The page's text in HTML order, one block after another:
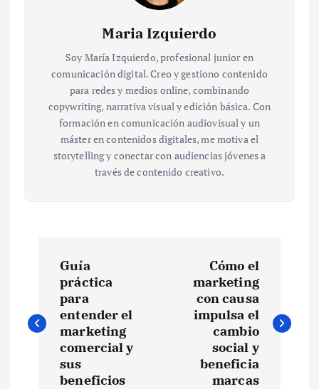
Maria Izquierdo
Soy María Izquierdo, profesional junior en
comunicación digital. Creo y gestiono contenido
para redes y medios online, combinando
copywriting, narrativa visual y edición básica. Con
formación en comunicación audiovisual y un
máster en contenidos digitales, me motiva el
storytelling y conectar con audiencias jóvenes a
través de contenido creativo.
v
Guía
práctica
para
entender el
marketing
comercial y
sus
beneficios
Cómo el
marketing
con causa
impulsa el
cambio
social y
beneficia
marcas